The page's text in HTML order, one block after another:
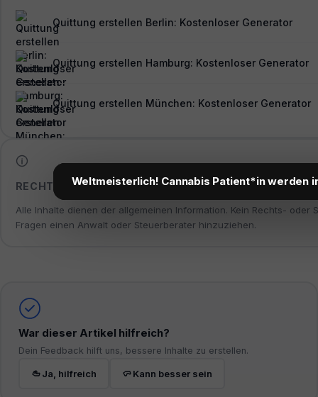
Quittung erstellen Berlin: Kostenloser Generator
Quittung erstellen Hamburg: Kostenloser Generator
Quittung erstellen München: Kostenloser Generator
RECHTLICHER HINWEIS
Alle Inhalte dienen der allgemeinen Information. Kein Rechts- oder
Fragen einen Anwalt oder Steuerberater hinzuziehen.
War dieser Artikel hilfreich?
Dein Feedback hilft uns, bessere Inhalte zu erstellen.
Ja, hilfreich Kann besser sein
Weltmeisterlich! Cannabis Patient*in werden